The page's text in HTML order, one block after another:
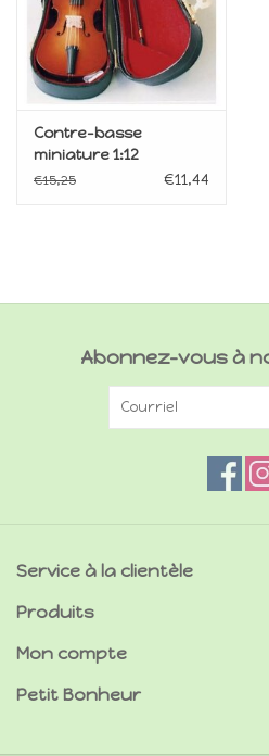
Contre-basse
miniature 1:12
€15,25 €11,44
Abonnez-vous à
Service à la clientèle
Produits
Mon compte
Petit Bonheur